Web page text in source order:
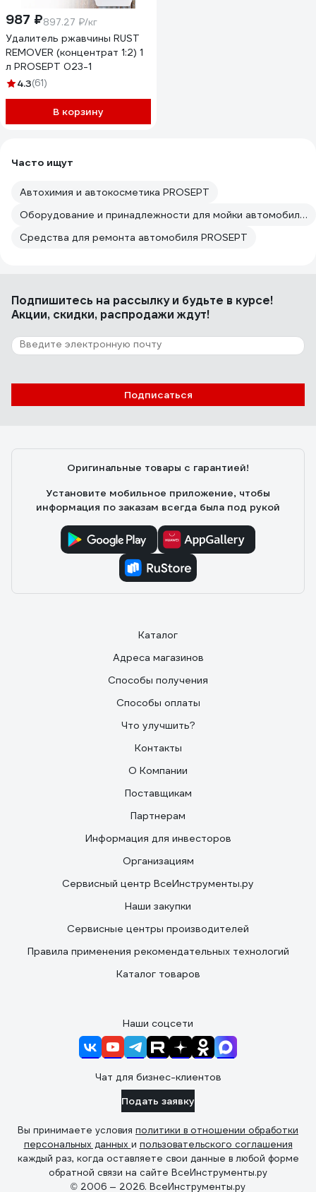
987 ₽897.27 ₽/кг
Удалитель ржавчины RUST
REMOVER (концентрат 1:2) 1
л PROSEPT 023-1
4.3(61)
В корзину
Часто ищут
Автохимия и автокосметика PROSEPT
Оборудование и принадлежности для мойки автомобилей PROSEPT
Средства для ремонта автомобиля PROSEPT
Подпишитесь на рассылкуи будьте в курсе!
Акции, скидки, распродажи ждут!
Подписаться
Оригинальные товары с гарантией!
Установите мобильное приложение, чтобы
информация по заказам всегда была под рукой
Каталог
Адреса магазинов
Способы получения
Способы оплаты
Что улучшить?
Контакты
О Компании
Поставщикам
Партнерам
Информация для инвесторов
Организациям
Сервисный центр ВсеИнструменты.ру
Наши закупки
Сервисные центры производителей
Правила применения рекомендательных технологий
Каталог товаров
Наши соцсети
Чат для бизнес-клиентов
Подать заявку
Вы принимаете условия политики в отношении обработки
персональных данных и пользовательского соглашения
каждый раз, когда оставляете свои данные в любой форме
обратной связи на сайте ВсеИнструменты.ру
© 2006 — 2026. ВсеИнструменты.ру